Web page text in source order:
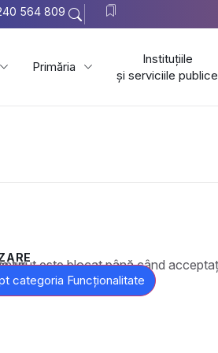
564 809
Primăria
Instituțiile
și serviciile publice
corespunzătoare de cookie-uri.
categoria Funcționalitate